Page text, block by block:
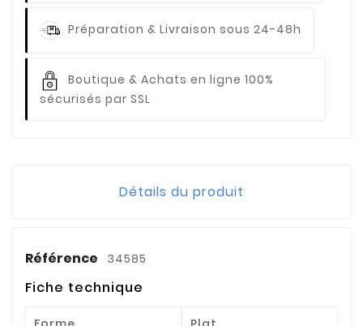
Préparation & Livraison sous 24-48h
Boutique & Achats en ligne 100%
sécurisés par SSL
Détails du produit
Référence 34585
Fiche technique